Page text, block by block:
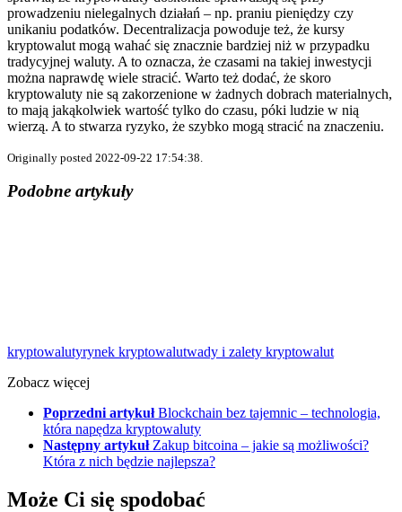
prowadzeniu nielegalnych działań – np. praniu pieniędzy czy
unikaniu podatków. Decentralizacja powoduje też, że kursy
kryptowalut mogą wahać się znacznie bardziej niż w przypadku
tradycyjnej waluty. A to oznacza, że czasami na takiej inwestycji
można naprawdę wiele stracić. Warto też dodać, że skoro
kryptowaluty nie są zakorzenione w żadnych dobrach materialnych,
to mają jakąkolwiek wartość tylko do czasu, póki ludzie w nią
wierzą. A to stwarza ryzyko, że szybko mogą stracić na znaczeniu.
Originally posted 2022-09-22 17:54:38.
Podobne artykuły
kryptowalutyrynek kryptowalutwady i zalety kryptowalut
Zobacz więcej
Poprzedni artykuł Blockchain bez tajemnic – technologia,
która napędza kryptowaluty
Następny artykuł Zakup bitcoina – jakie są możliwości?
Która z nich będzie najlepsza?
Może Ci się spodobać